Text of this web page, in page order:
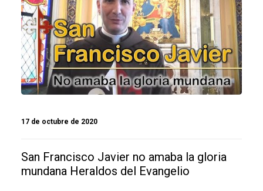
17 de octubre de 2020
San Francisco Javier no amaba la gloria
mundana Heraldos del Evangelio